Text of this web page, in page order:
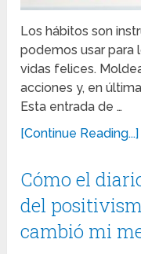
Los hábitos son
podemos usar para
vidas felices.
acciones y, en
Esta entrada de …
[Continue Reading...]
Cómo el
del
cambió mi